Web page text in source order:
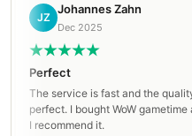
JZ
Johannes Zahn
Dec 2025
Perfect
The service is fast and the quality is
perfect. I bought WoW gametime and
I recommend it.